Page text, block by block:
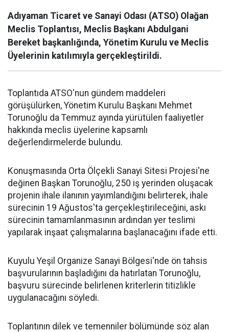
Adıyaman Ticaret ve Sanayi Odası (ATSO) Olağan
Meclis Toplantısı, Meclis Başkanı Abdulgani
Bereket başkanlığında, Yönetim Kurulu ve Meclis
Üyelerinin katılımıyla gerçekleştirildi.
Toplantıda ATSO'nun gündem maddeleri
görüşülürken, Yönetim Kurulu Başkanı Mehmet
Torunoğlu da Temmuz ayında yürütülen faaliyetler
hakkında meclis üyelerine kapsamlı
değerlendirmelerde bulundu.
Konuşmasında Orta Ölçekli Sanayi Sitesi Projesi'ne
değinen Başkan Torunoğlu, 250 iş yerinden oluşacak
projenin ihale ilanının yayımlandığını belirterek, ihale
sürecinin 19 Ağustos'ta gerçekleştirileceğini, askı
sürecinin tamamlanmasının ardından yer teslimi
yapılarak inşaat çalışmalarına başlanacağını ifade etti.
Kuyulu Yeşil Organize Sanayi Bölgesi'nde ön tahsis
başvurularının başladığını da hatırlatan Torunoğlu,
başvuru sürecinde belirlenen kriterlerin titizlikle
uygulanacağını söyledi.
Toplantının dilek ve temenniler bölümünde söz alan